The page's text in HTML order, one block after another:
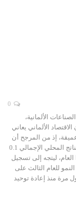
الألمانية،
الاقتصاد الألماني يعاني
إذ من المرجح أن
ينكمش الناتج المحلي الإجمالي 0.1
العام، ليتجه إلى تسجيل
للعام الثالث على
مرة منذ إعادة توحيد